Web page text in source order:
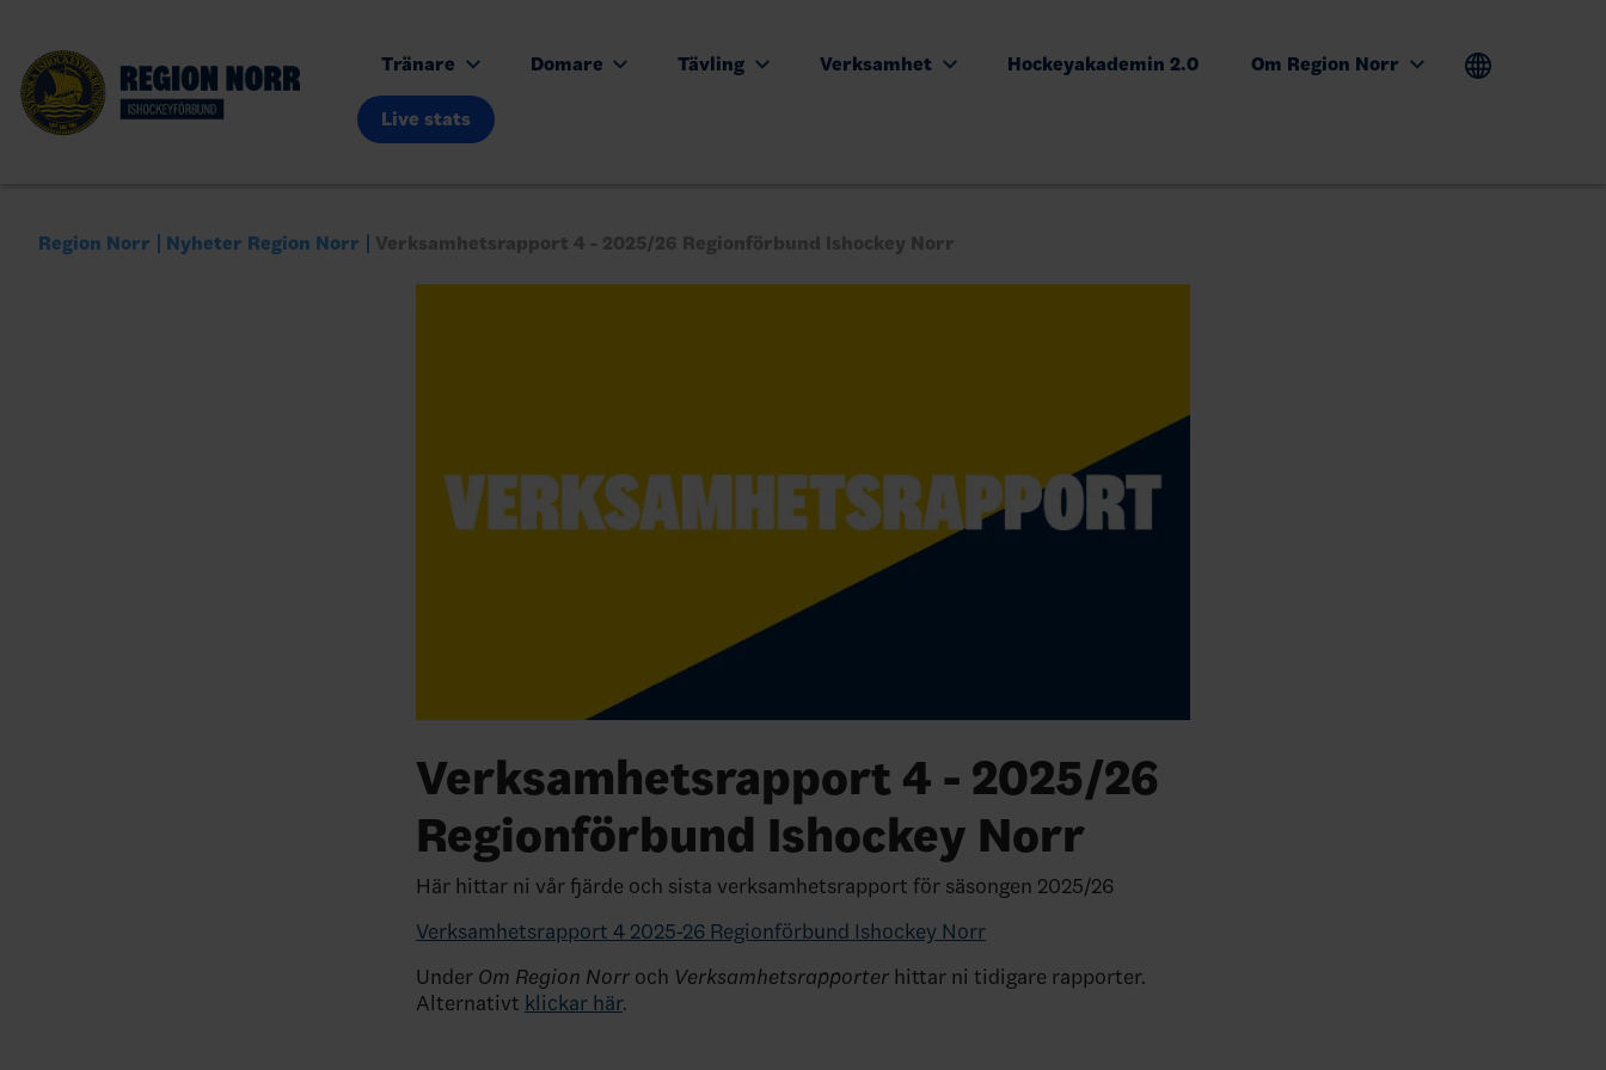
Tränare Domare Tävling Verksamhet Hockeyakademin 2.0 Om Region Norr
Live stats
Region Norr Nyheter Region Norr Verksamhetsrapport 4 - 2025/26 Regionförbund Ishockey Norr
Verksamhetsrapport 4 - 2025/26
Regionförbund Ishockey Norr
Här hittar ni vår fjärde och sista verksamhetsrapport för säsongen 2025/26
Verksamhetsrapport 4 2025-26 Regionförbund Ishockey Norr
Under Om Region Norr och Verksamhetsrapporter hittar ni tidigare rapporter.
Alternativt klickar här.